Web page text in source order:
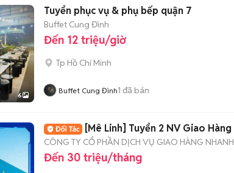
6
Tuyển phục vụ & phụ bếp quận 7
Buffet Cung Đình
Đến 12 triệu/giờ
Tp Hồ Chí Minh
Buffet Cung Đình1 đã bán
[Mê Linh] Tuyển 2 NV Giao Hàng
CÔNG TY CỔ PHẦN DỊCH VỤ GIAO HÀNG NHANH
Đến 30 triệu/tháng